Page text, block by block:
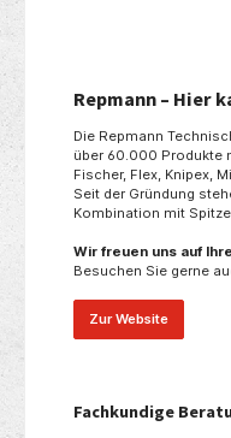
Repmann – Hier
Die Repmann
über 60.000 Produkte
Fischer, Flex, Knipex,
Seit der Gründung
Kombination mit
Wir freuen uns auf
Besuchen Sie gerne
Zur Website
Fachkundige